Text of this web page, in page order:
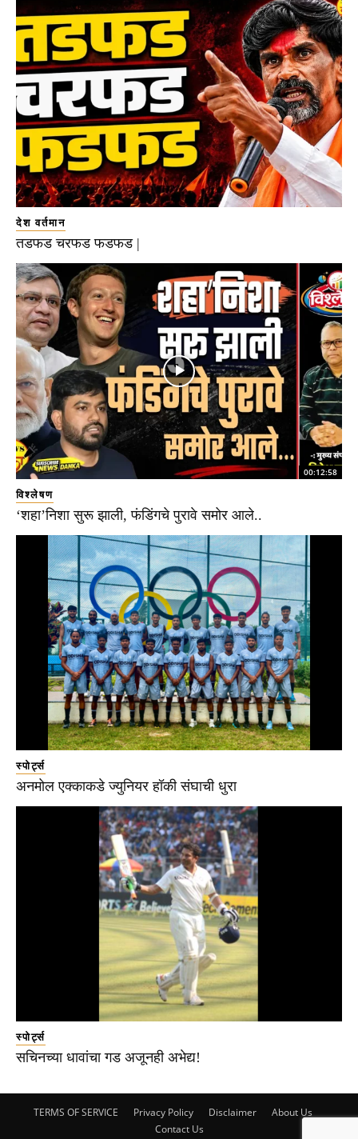
देश वर्तमान
तडफड चरफड फडफड |
00:12:58
विश्लेषण
‘शहा’निशा सुरू झाली, फंडिंगचे पुरावे समोर आले..
स्पोर्ट्स
अनमोल एक्काकडे ज्युनियर हॉकी संघाची धुरा
स्पोर्ट्स
सचिनच्या धावांचा गड अजूनही अभेद्य!
TERMS OF SERVICE Privacy Policy Disclaimer
About Us
Contact Us